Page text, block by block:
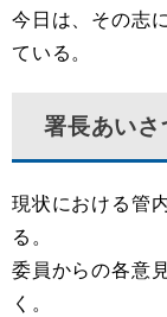
今日は、その志
ている。
署長あいさ
現状における管
る。
委員からの各意
く。